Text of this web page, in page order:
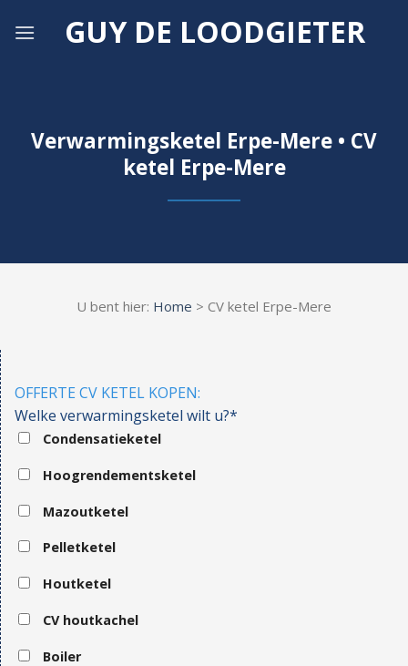
GUY DE LOODGIETER
Verwarmingsketel Erpe-Mere • CV
ketel Erpe-Mere
U bent hier: Home > CV ketel Erpe-Mere
OFFERTE CV KETEL KOPEN:
Welke verwarmingsketel wilt u?*
Condensatieketel
Hoogrendementsketel
Mazoutketel
Pelletketel
Houtketel
CV houtkachel
Boiler